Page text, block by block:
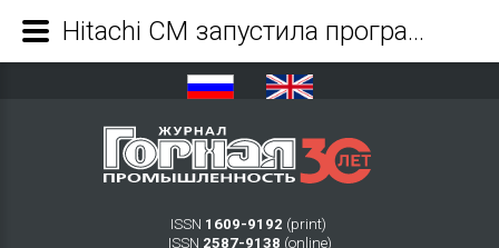
ISSN 1609-9192 (print)
ISSN 2587-9138 (online)
Hitachi CM запустила программу по восстановлению компонентов техники на заводе в Японии - Журнал Горная промышленность